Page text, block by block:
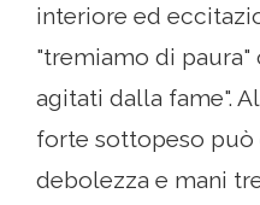
interiore ed
"tremiamo di paura"
agitati dalla fame".
forte sottopeso può
debolezza e mani